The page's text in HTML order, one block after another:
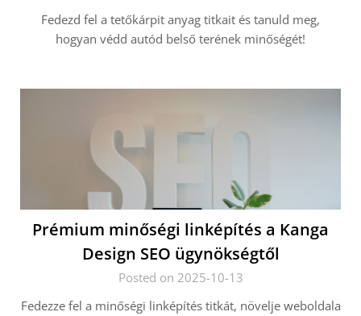
Fedezd fel a tetőkárpit anyag titkait és tanuld meg,
hogyan védd autód belső terének minőségét!
Prémium minőségi linképítés a Kanga
Design SEO ügynökségtől
Posted on 2025-10-13
Fedezze fel a minőségi linképítés titkát, növelje weboldala